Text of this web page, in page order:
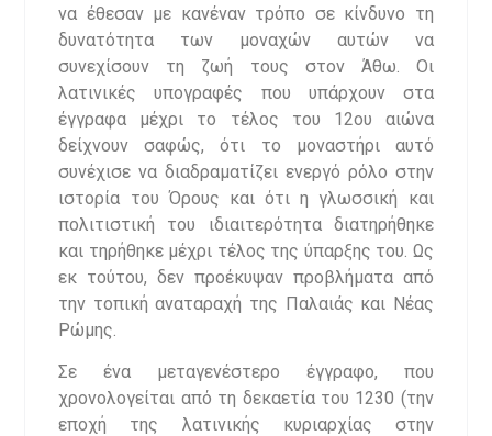
να έθεσαν με κανέναν τρόπο σε κίνδυνο τη
δυνατότητα των μοναχών αυτών να
συνεχίσουν τη ζωή τους στον Άθω. Οι
λατινικές υπογραφές που υπάρχουν στα
έγγραφα μέχρι το τέλος του 12ου αιώνα
δείχνουν σαφώς, ότι το μοναστήρι αυτό
συνέχισε να διαδραματίζει ενεργό ρόλο στην
ιστορία του Όρους και ότι η γλωσσική και
πολιτιστική του ιδιαιτερότητα διατηρήθηκε
και τηρήθηκε μέχρι τέλος της ύπαρξης του. Ως
εκ τούτου, δεν προέκυψαν προβλήματα από
την τοπική αναταραχή της Παλαιάς και Νέας
Ρώμης.
Σε ένα μεταγενέστερο έγγραφο, που
χρονολογείται από τη δεκαετία του 1230 (την
εποχή της λατινικής κυριαρχίας στην